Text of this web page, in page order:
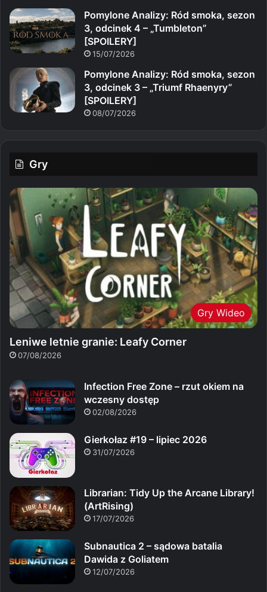
Pomylone Analizy: Ród smoka, sezon
3, odcinek 4 – „Tumbleton”
[SPOILERY]
15/07/2026
Pomylone Analizy: Ród smoka, sezon
3, odcinek 3 – „Triumf Rhaenyry”
[SPOILERY]
08/07/2026
Gry
Gry Wideo
Leniwe letnie granie: Leafy Corner
07/08/2026
Infection Free Zone – rzut okiem na
wczesny dostęp
02/08/2026
Gierkołaz #19 – lipiec 2026
31/07/2026
Librarian: Tidy Up the Arcane Library!
(ArtRising)
17/07/2026
Subnautica 2 – sądowa batalia
Dawida z Goliatem
12/07/2026